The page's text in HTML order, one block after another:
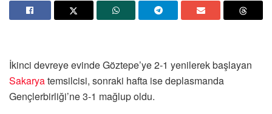
İkinci devreye evinde Göztepe’ye 2-1 yenilerek başlayan
Sakaryatemsilcisi, sonraki hafta ise deplasmanda
Gençlerbirliği’ne 3-1 mağlup oldu.